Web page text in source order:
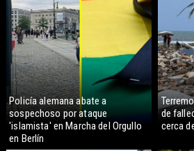
Policía alemana abate a
sospechoso por ataque
'islamista' en Marcha del Orgullo
en Berlín
de
cerca